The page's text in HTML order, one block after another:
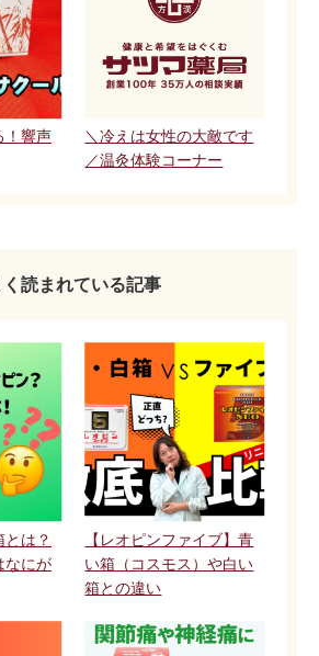
！響声
＼冷えは女性の大敵です
／温灸体験コーナー
く読まれている記事
とは？
なにが
【レオピンファイブ】青
い箱（コスモス）や白い
箱との違い